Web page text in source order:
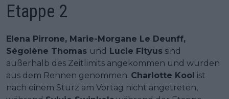
Etappe 2
Elena Pirrone, Marie-Morgane Le Deunff,
Ségolène Thomas und Lucie Fityus sind
außerhalb des Zeitlimits angekommen und wurden
aus dem Rennen genommen. Charlotte Kool ist
nach einem Sturz am Vortag nicht angetreten,